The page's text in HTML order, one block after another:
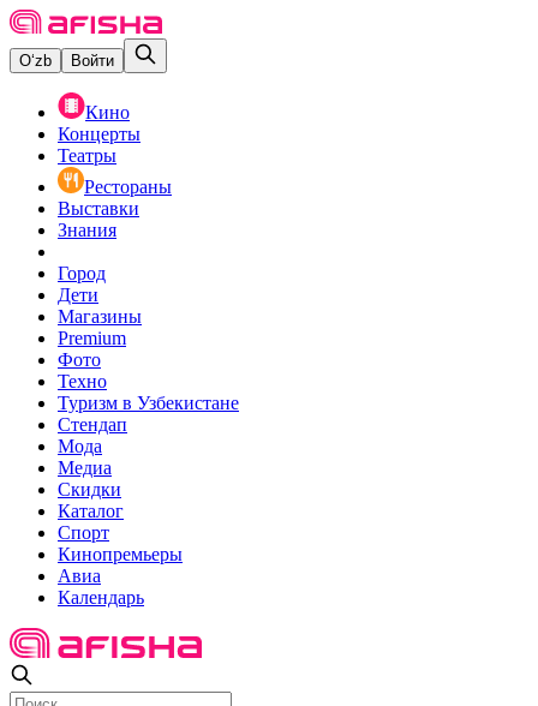
O‘zb Войти
Кино
Концерты
Театры
Рестораны
Выставки
Знания
Город
Дети
Магазины
Premium
Фото
Техно
Туризм в Узбекистане
Стендап
Мода
Медиа
Скидки
Каталог
Спорт
Кинопремьеры
Авиа
Календарь